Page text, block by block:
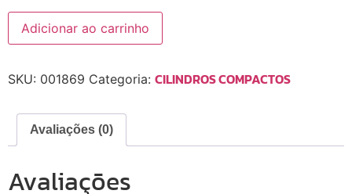
Adicionar ao carrinho
SKU: 001869 Categoria: CILINDROS COMPACTOS
Avaliações (0)
Avaliações